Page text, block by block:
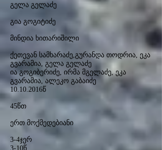
გელა გელაძე
გია გოგიტიძე
მინდია ხითარიშილი
ქეთევან სამხარაძე,გურანდა თოდრია, ეკა
გვარამია, გელა გელაძე
ია გოგიბერიძე, ირმა მგელაძე, ეკა
გვარამია, ალეკო გაბაიძე
10.10.2016წ
45წთ
ერთ მოქმედებიანი
3-4ჯერ
3-10წ